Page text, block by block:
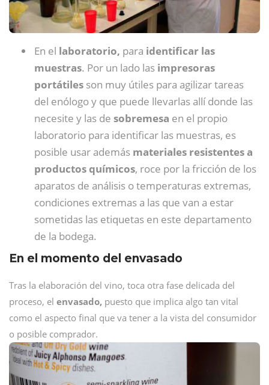
En el laboratorio, para identificar las
muestras. Por un lado las impresoras
portátiles son muy útiles para agilizar tareas
del enólogo y que puede llevarlas allí donde las
necesite y las de sobremesa en el propio
laboratorio para identificar las muestras, es
posible usar además materiales resistentes a
productos químicos, roce por la fricción de los
aparatos de análisis o temperaturas extremas,
condiciones extremas a las que van a estar
sometidas las etiquetas en este departamento
de la bodega.
En el momento del envasado
Tras la elaboración del vino, toca otra fase delicada del
proceso, el envasado, puesto que implica algo tan vital
como el aspecto final que va tener a la vista del consumidor
o posible comprador.